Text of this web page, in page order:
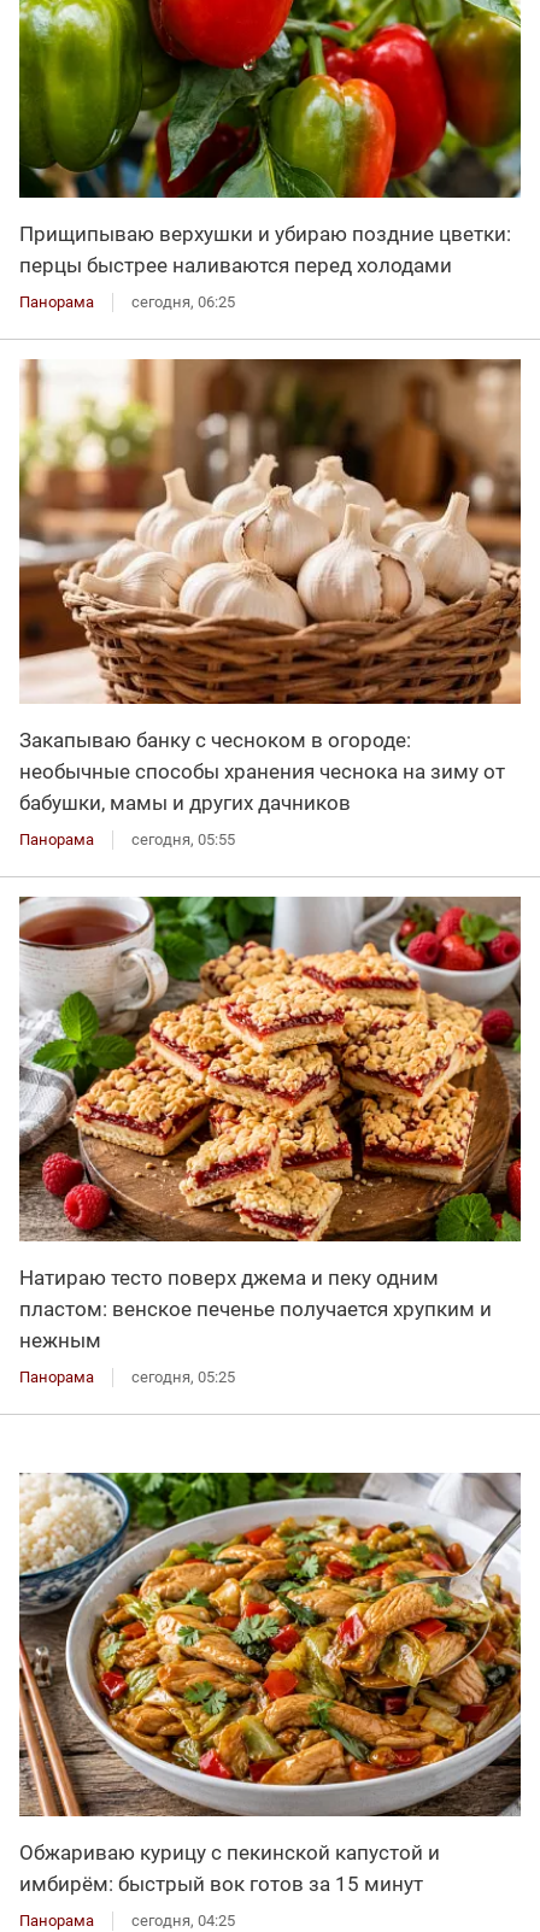
Прищипываю верхушки и убираю поздние цветки:
перцы быстрее наливаются перед холодами
Панорама сегодня, 06:25
Закапываю банку с чесноком в огороде:
необычные способы хранения чеснока на зиму от
бабушки, мамы и других дачников
Панорама сегодня, 05:55
Натираю тесто поверх джема и пеку одним
пластом: венское печенье получается хрупким и
нежным
Панорама сегодня, 05:25
Обжариваю курицу с пекинской капустой и
имбирём: быстрый вок готов за 15 минут
Панорама сегодня, 04:25